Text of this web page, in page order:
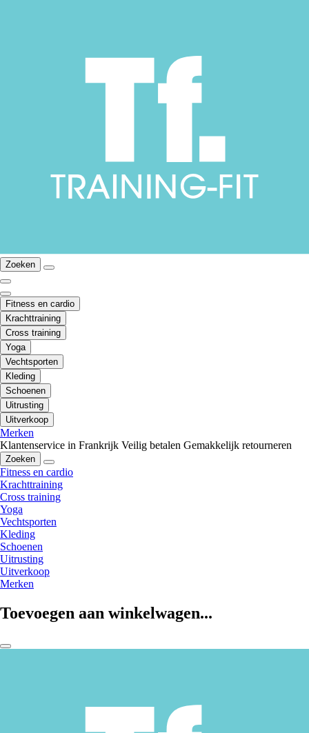
Zoeken
Fitness en cardio
Krachttraining
Cross training
Yoga
Vechtsporten
Kleding
Schoenen
Uitrusting
Uitverkoop
Merken
Klantenservice in Frankrijk Veilig betalen Gemakkelijk retourneren
Zoeken
Fitness en cardio
Krachttraining
Cross training
Yoga
Vechtsporten
Kleding
Schoenen
Uitrusting
Uitverkoop
Merken
Toevoegen aan winkelwagen...